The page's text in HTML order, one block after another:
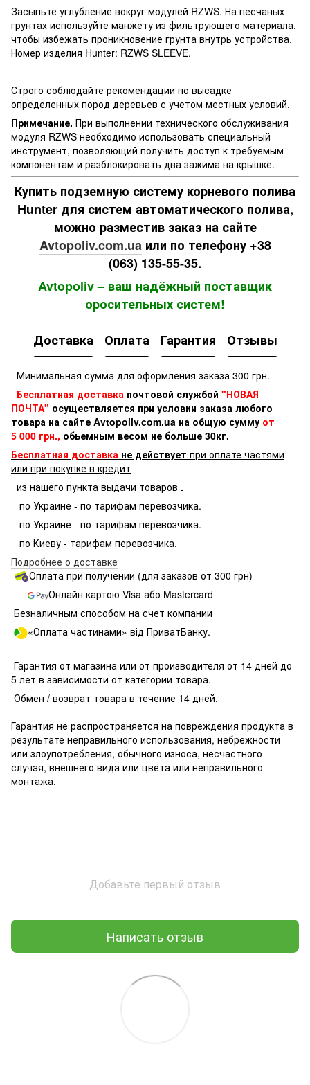
Засыпьте углубление вокруг модулей RZWS. На песчаных
грунтах используйте манжету из фильтрующего материала,
чтобы избежать проникновение грунта внутрь устройства.
Номер изделия Hunter: RZWS SLEEVE.
Строго соблюдайте рекомендации по высадке
определенных пород деревьев с учетом местных условий.
Примечание. При выполнении технического обслуживания
модуля RZWS необходимо использовать специальный
инструмент, позволяющий получить доступ к требуемым
компонентам и разблокировать два зажима на крышке.
Купить подземную систему корневого полива
Hunter для систем автоматического полива,
можно разместив заказ на сайте
Avtopoliv.com.uaили по телефону +38
(063) 135-55-35.
Avtopoliv – ваш надёжный поставщик
оросительных систем!
Доставка Оплата Гарантия Отзывы
Минимальная сумма для оформления заказа 300 грн.
Бесплатная доставка почтовой службой "НОВАЯ
ПОЧТА" осуществляется при условии заказа любого
товара на сайте Avtopoliv.com.ua на общую сумму от
5 000 грн., обьемным весом не больше 30кг.
Бесплатная доставка не действует при оплате частями
или при покупке в кредит
из нашего пункта выдачи товаров .
по Украине - по тарифам перевозчика.
по Украине - по тарифам перевозчика.
по Киеву - тарифам перевозчика.
Подробнее о доставке
Оплата при получении (для заказов от 300 грн)
Онлайн картою Visa або Mastercard
Безналичным способом на счет компании
«Оплата частинами» від ПриватБанку.
Гарантия от магазина или от производителя от 14 дней до
5 лет в зависимости от категории товара.
Обмен / возврат товара в течение 14 дней.
Гарантия не распространяется на повреждения продукта в
результате неправильного использования, небрежности
или злоупотребления, обычного износа, несчастного
случая, внешнего вида или цвета или неправильного
монтажа.
Добавьте первый отзыв
Написать отзыв